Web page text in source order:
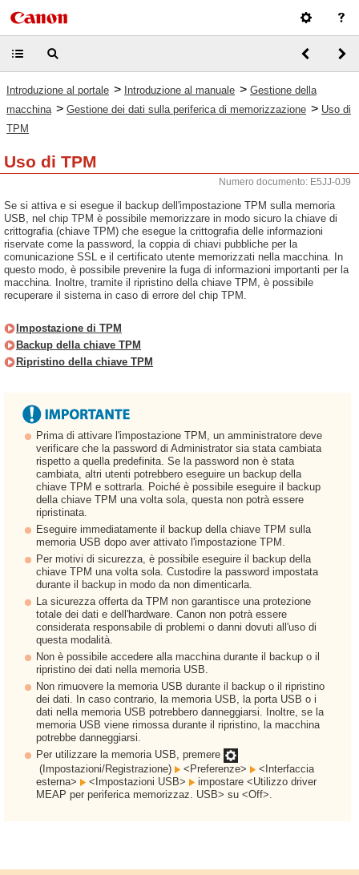
Introduzione al portale > Introduzione al manuale > Gestione della
macchina > Gestione dei dati sulla periferica di memorizzazione > Uso di
TPM
Uso di TPM
Numero documento: E5JJ-0J9
Se si attiva e si esegue il backup dell'impostazione TPM sulla memoria
USB, nel chip TPM è possibile memorizzare in modo sicuro la chiave di
crittografia (chiave TPM) che esegue la crittografia delle informazioni
riservate come la password, la coppia di chiavi pubbliche per la
comunicazione SSL e il certificato utente memorizzati nella macchina. In
questo modo, è possibile prevenire la fuga di informazioni importanti per la
macchina. Inoltre, tramite il ripristino della chiave TPM, è possibile
recuperare il sistema in caso di errore del chip TPM.
Impostazione di TPM
Backup della chiave TPM
Ripristino della chiave TPM
Prima di attivare l'impostazione TPM, un amministratore deve
verificare che la password di Administrator sia stata cambiata
rispetto a quella predefinita. Se la password non è stata
cambiata, altri utenti potrebbero eseguire un backup della
chiave TPM e sottrarla. Poiché è possibile eseguire il backup
della chiave TPM una volta sola, questa non potrà essere
ripristinata.
Eseguire immediatamente il backup della chiave TPM sulla
memoria USB dopo aver attivato l'impostazione TPM.
Per motivi di sicurezza, è possibile eseguire il backup della
chiave TPM una volta sola. Custodire la password impostata
durante il backup in modo da non dimenticarla.
La sicurezza offerta da TPM non garantisce una protezione
totale dei dati e dell'hardware. Canon non potrà essere
considerata responsabile di problemi o danni dovuti all'uso di
questa modalità.
Non è possibile accedere alla macchina durante il backup o il
ripristino dei dati nella memoria USB.
Non rimuovere la memoria USB durante il backup o il ripristino
dei dati. In caso contrario, la memoria USB, la porta USB o i
dati nella memoria USB potrebbero danneggiarsi. Inoltre, se la
memoria USB viene rimossa durante il ripristino, la macchina
potrebbe danneggiarsi.
Per utilizzare la memoria USB, premere
(Impostazioni/Registrazione)
<Preferenze>
<Interfaccia
esterna>
<Impostazioni USB>
impostare <Utilizzo driver
MEAP per periferica memorizzaz. USB> su <Off>.